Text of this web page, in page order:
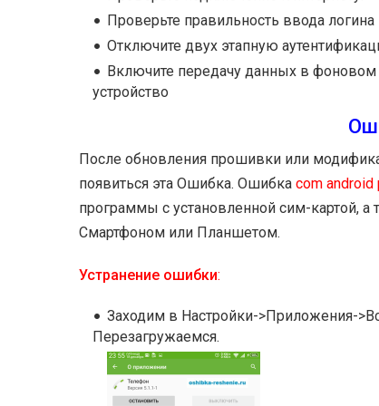
Проверьте правильность ввода логина
Отключите двух этапную
Включите передачу данных в фоновом
устройство
После обновления прошивки или
появиться эта Ошибка. Ошибка com android
программы с установленной сим-картой,
Смартфоном или Планшетом.
Устранение ошибки:
Заходим в Настройки->Приложения-
Перезагружаемся.